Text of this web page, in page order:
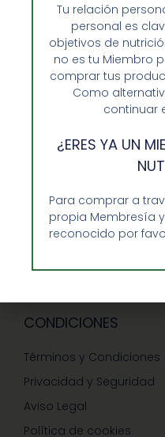
Opiniones de Clientes
Sobre Nosotros y
Ventajas de Comprar
GUIA RAPIDA Y
Precios-Envíos-Formas
Teléfono/whatsapp: 686
CONDICIONES
Términos y Condiciones
Privacidad y Seguridad
Aviso Legal
Política de cookies
Tu relación
personal es
objetivos de nutrición.
no es tu Miembro
comprar tus
Como
continuar
¿ERES YA UN
Para comprar a
propia Membresía
reconocido por